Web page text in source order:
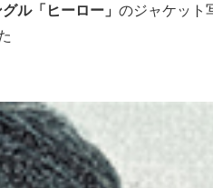
ル「ヒーロー」 のジャケット